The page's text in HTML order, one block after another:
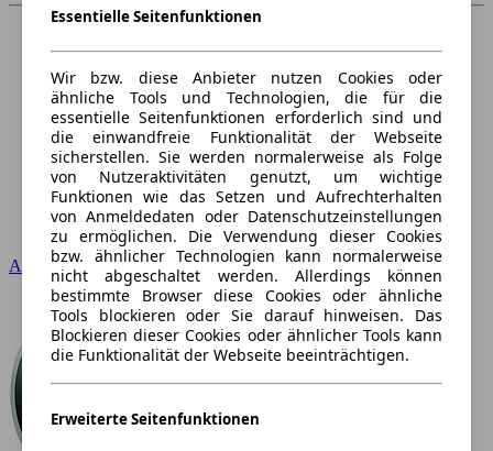
Audi
Essentielle Seitenfunktionen
Wir bzw. diese Anbieter nutzen Cookies oder
ähnliche Tools und Technologien, die für die
essentielle Seitenfunktionen erforderlich sind und
die einwandfreie Funktionalität der Webseite
sicherstellen. Sie werden normalerweise als Folge
von Nutzeraktivitäten genutzt, um wichtige
Funktionen wie das Setzen und Aufrechterhalten
von Anmeldedaten oder Datenschutzeinstellungen
zu ermöglichen. Die Verwendung dieser Cookies
bzw. ähnlicher Technologien kann normalerweise
nicht abgeschaltet werden. Allerdings können
bestimmte Browser diese Cookies oder ähnliche
Tools blockieren oder Sie darauf hinweisen. Das
Blockieren dieser Cookies oder ähnlicher Tools kann
die Funktionalität der Webseite beeinträchtigen.
Erweiterte Seitenfunktionen